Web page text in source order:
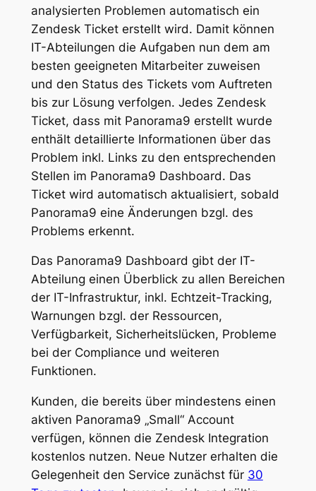
analysierten Problemen automatisch ein
Zendesk Ticket erstellt wird. Damit können
IT-Abteilungen die Aufgaben nun dem am
besten geeigneten Mitarbeiter zuweisen
und den Status des Tickets vom Auftreten
bis zur Lösung verfolgen. Jedes Zendesk
Ticket, dass mit Panorama9 erstellt wurde
enthält detaillierte Informationen über das
Problem inkl. Links zu den entsprechenden
Stellen im Panorama9 Dashboard. Das
Ticket wird automatisch aktualisiert, sobald
Panorama9 eine Änderungen bzgl. des
Problems erkennt.
Das Panorama9 Dashboard gibt der IT-
Abteilung einen Überblick zu allen Bereichen
der IT-Infrastruktur, inkl. Echtzeit-Tracking,
Warnungen bzgl. der Ressourcen,
Verfügbarkeit, Sicherheitslücken, Probleme
bei der Compliance und weiteren
Funktionen.
Kunden, die bereits über mindestens einen
aktiven Panorama9 „Small“ Account
verfügen, können die Zendesk Integration
kostenlos nutzen. Neue Nutzer erhalten die
Gelegenheit den Service zunächst für 30